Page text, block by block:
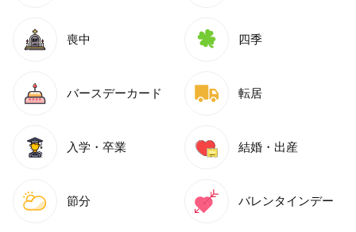
喪中 四季
バースデーカード 転居
入学・卒業 結婚・出産
節分 バレンタインデー